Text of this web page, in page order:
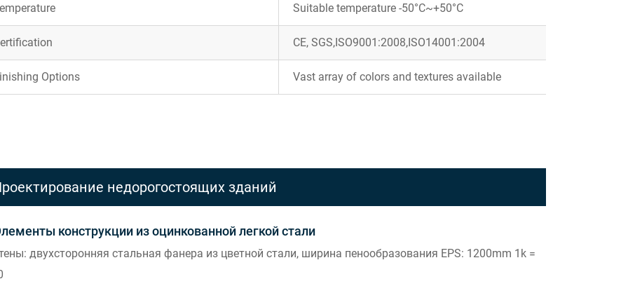
Suitable temperature -50°C~+50°C
CE, SGS,ISO9001:2008,ISO14001:2004
Options Vast array of colors and textures available
недорогостоящих зданий
конструкции из оцинкованной легкой стали
двухсторонняя стальная фанера из цветной стали, ширина пенообразования EPS: 1200mm 1k =